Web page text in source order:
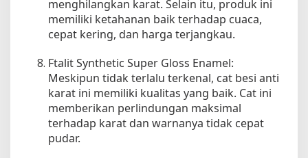
menghilangkan karat. Selain itu, produk ini
memiliki ketahanan baik terhadap cuaca,
cepat kering, dan harga terjangkau.
Ftalit Synthetic Super Gloss Enamel:
Meskipun tidak terlalu terkenal, cat besi anti
karat ini memiliki kualitas yang baik. Cat ini
memberikan perlindungan maksimal
terhadap karat dan warnanya tidak cepat
pudar.